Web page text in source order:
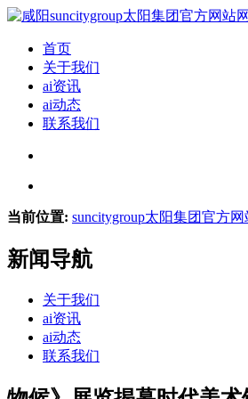
首页
关于我们
ai资讯
ai动态
联系我们
当前位置: suncitygroup太阳集团官方网
新闻导航
关于我们
ai资讯
ai动态
联系我们